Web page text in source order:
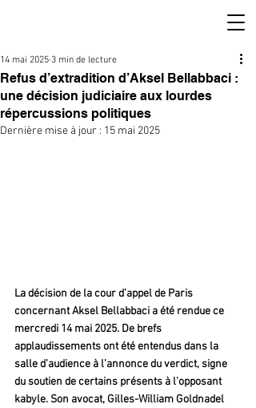
Refus d’extradition d’Aksel Bellabbaci :
une décision judiciaire aux lourdes
répercussions politiques
14 mai 2025 3 min de lecture
Dernière mise à jour : 15 mai 2025
La décision de la cour d’appel de Paris
concernant Aksel Bellabbaci a été rendue ce
mercredi 14 mai 2025. De brefs
applaudissements ont été entendus dans la
salle d’audience à l’annonce du verdict, signe
du soutien de certains présents à l’opposant
kabyle. Son avocat, Gilles-William Goldnadel